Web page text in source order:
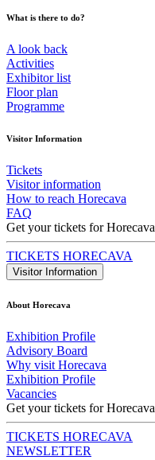
What is there to do?
A look back
Activities
Exhibitor list
Floor plan
Programme
Visitor Information
Tickets
Visitor information
How to reach Horecava
FAQ
Get your tickets for Horecava
TICKETS HORECAVA
Visitor Information
About Horecava
Exhibition Profile
Advisory Board
Why visit Horecava
Exhibition Profile
Vacancies
Get your tickets for Horecava
TICKETS HORECAVA
NEWSLETTER